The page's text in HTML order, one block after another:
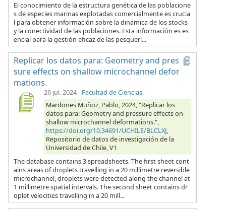
El conocimiento de la estructura genética de las poblacione
s de especies marinas explotadas comercialmente es crucia
l para obtener información sobre la dinámica de los stocks
y la conectividad de las poblaciones. Esta información es es
encial para la gestión eficaz de las pesquerí...
Replicar los datos para: Geometry and pres
sure effects on shallow microchannel defor
mations.
26 jul. 2024- Facultad de Ciencias
Mardones Muñoz, Pablo, 2024, "Replicar los
datos para: Geometry and pressure effects on
shallow microchannel deformations.",
https://doi.org/10.34691/UCHILE/BLCLXJ,
Repositorio de datos de investigación de la
Universidad de Chile, V1
The database contains 3 spreadsheets. The first sheet cont
ains areas of droplets travelling in a 20 millimetre reversible
microchannel, droplets were detected along the channel at
1 millimetre spatial intervals. The second sheet contains dr
oplet velocities travelling in a 20 mill...